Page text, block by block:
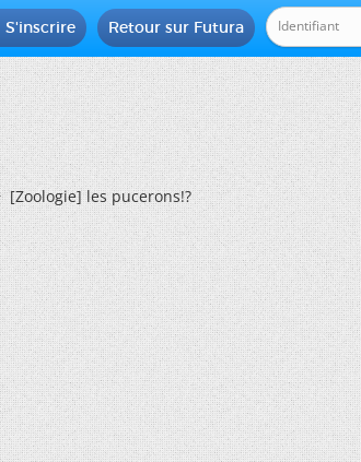
Retour sur Futura
S'inscrire
[Zoologie]les pucerons!?